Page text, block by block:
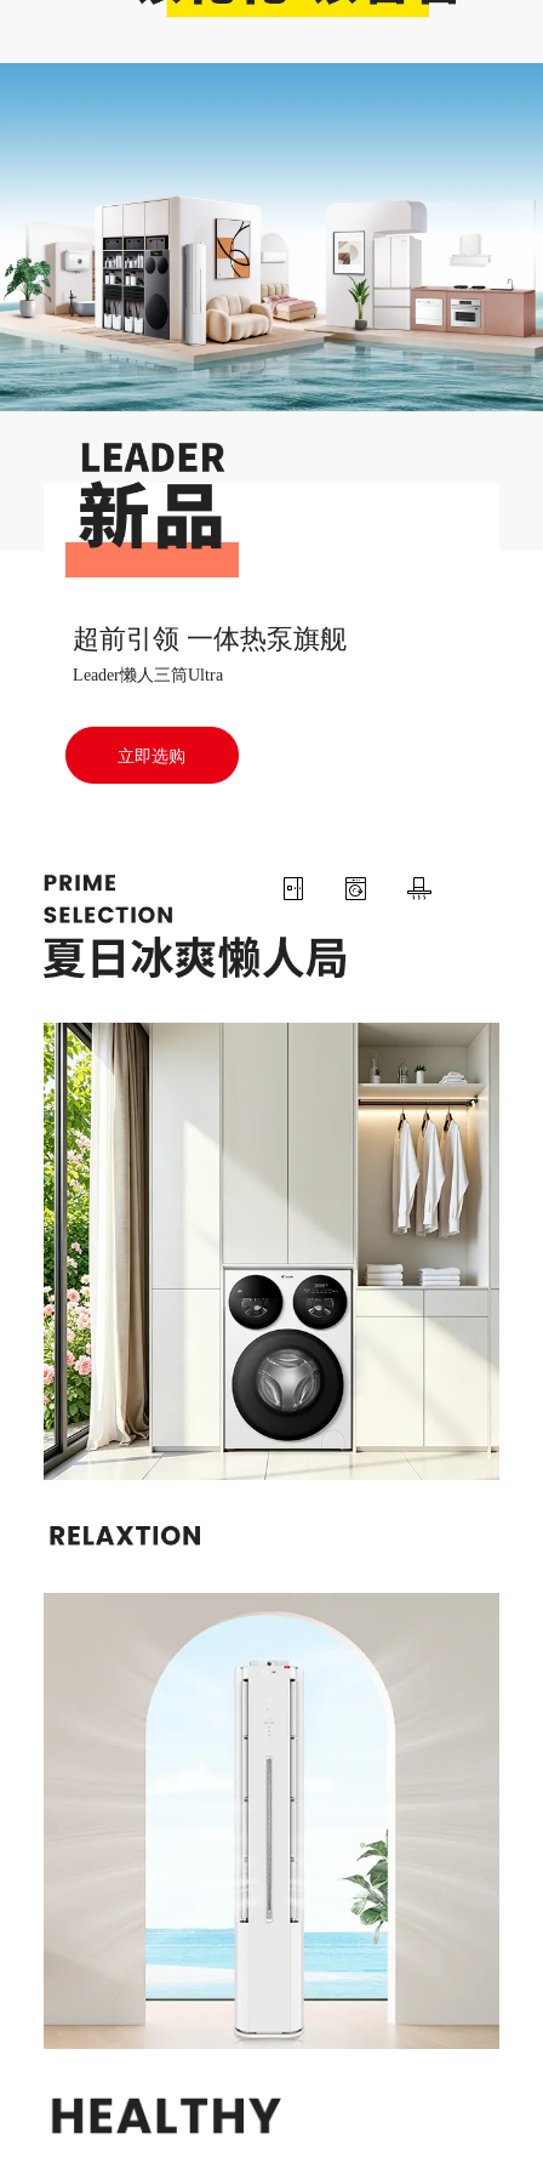
超前引领 一体热泵旗舰
Leader懒人三筒Ultra
立即选购